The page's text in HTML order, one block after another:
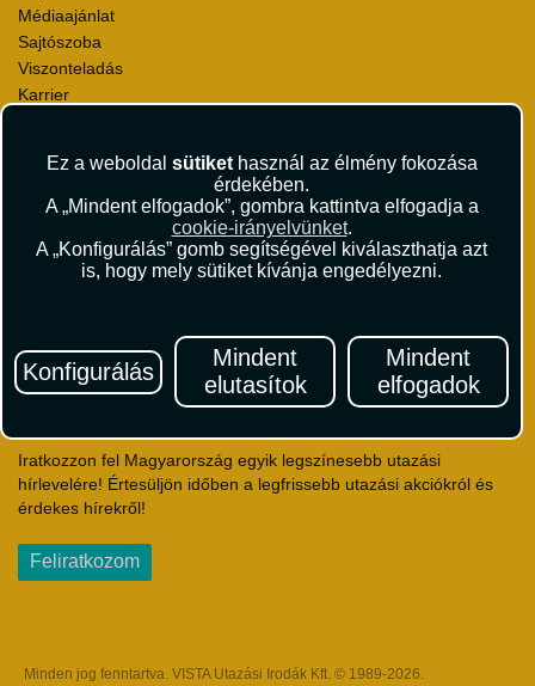
Ez a weboldal sütikethasznál az élmény fokozása
érdekében.
A „Mindent elfogadok”, gombra kattintva elfogadja a
cookie-irányelvünket.
A „Konfigurálás” gomb segítségével kiválaszthatja azt
is, hogy mely sütiket kívánja engedélyezni.
Konfigurálás
Mindent
elutasítok
Mindent
elfogadok
Médiaajánlat
Sajtószoba
Viszonteladás
Karrier
Környezettudatosság
Utazási Csomag Szerződési Feltételek
Útlemondás-biztosítás Szerződési Feltételek
Utasbiztosítás Szerződési Feltételek
Impresszum
Iratkozzon fel Magyarország egyik legszínesebb utazási
hírlevelére! Értesüljön időben a legfrissebb utazási akciókról és
érdekes hírekről!
Feliratkozom
Minden jog fenntartva. VISTA Utazási Irodák Kft. © 1989-2026.